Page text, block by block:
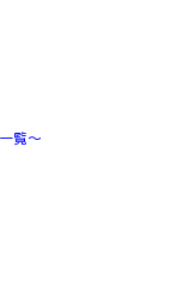
覧～